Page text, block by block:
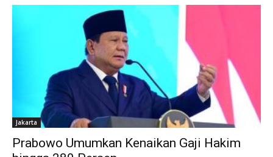
Jakarta
Prabowo Umumkan Kenaikan Gaji Hakim